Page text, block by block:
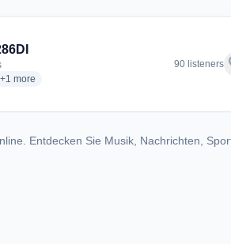
stations
+1 more genres for ALIVE Radio Network - W286DI
more
90 listeners
Entdecken Sie Musik, Nachrichten,